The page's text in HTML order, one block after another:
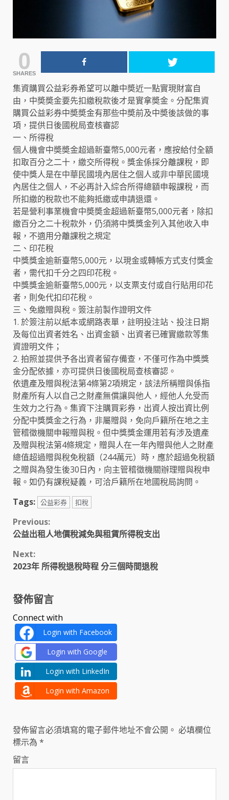
0
SHARES
集資購買公益彩券希望可以離中奬近一點實現財富自
由，中奬奬金要先扣繳稅款後才是實拿奬金。分配集資
購買公益彩券中奬奬金有那些中奬前及中奬後該做的事
項，提供日後國稅局查核審認
一、所得稅
個人機會中奬奬金超過新臺幣5,000元者，應按給付全額
扣取百分之二十，繳交所得稅。獎金係採分離課稅，即
使中獎人是在中華民國境內居住之個人或非中華民國境
內居住之個人，不必再計入綜合所得總額申報課稅，而
所扣繳的稅款也不能夠抵繳或申請退還。
若是營利事業機會中奬奬金超過新臺幣5,000元者，除扣
繳百分之二十稅款外，仍須將中獎獎金列入其他收入申
報，不適用分離課稅之規定
二、印花稅
中獎獎金逾新臺幣5,000元，以現金或轉帳方式支付獎金
者，需代扣千分之四印花稅。
中獎獎金逾新臺幣5,000元，以支票支付或自行貼用印花
者，則免代扣印花稅。
三、免繳贈與稅。簽注前製作證明文件
1. 於簽注前以紙本或網路表單，註明投注站、投注日期
及每位出資者姓名、出資金額、出資者已確實繳款等集
資證明文件；
2. 拍照並提供予各出資者留存備查，不僅可作為中獎獎
金分配依據，亦可提供日後國稅局查核審認。
依遺產及贈與稅法第4條第2項規定，該法所稱贈與係指
財產所有人以自己之財產無償讓與他人，經他人允受而
生效力之行為。集資下注購買彩券，出資人按出資比例
分配中獎獎金之行為，非屬贈與，免向戶籍所在地之主
管稽徵機關申報贈與稅。但中獎獎金運用若有涉及遺產
及贈與稅法第4條規定，贈與人在一年內贈與他人之財產
總值超過贈與稅免稅額（244萬元）時，應於超過免稅額
之贈與為發生後30日內，向主管稽徵機關辦理贈與稅申
報。如仍有課稅疑義，可洽戶籍所在地國稅局詢問。
Tags: 公益彩券 扣稅
Continue
Previous:
公益出租人地價稅減免與租賃所得稅支出
Next:
2023年 所得稅退稅時程 分三個時間退稅
發佈留言
Connect with
Login with Facebook
Login with Google
Login with LinkedIn
Login with Amazon
發佈留言必須填寫的電子郵件地址不會公開。 必填欄位
標示為 *
留言